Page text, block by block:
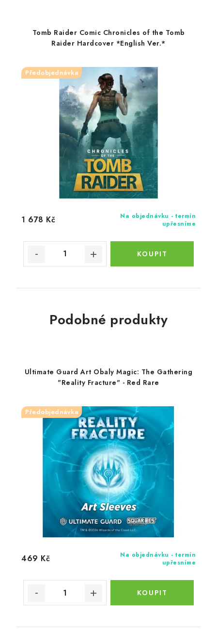
Tomb Raider Comic Chronicles of the Tomb
Raider Hardcover *English Ver.*
Předobjednávka
Na objednávku - termín
upřesníme
1 678 Kč
Podobné produkty
Ultimate Guard Art Obaly Magic: The Gathering
"Reality Fracture" - Red Rare
Předobjednávka
Na objednávku - termín
upřesníme
469 Kč